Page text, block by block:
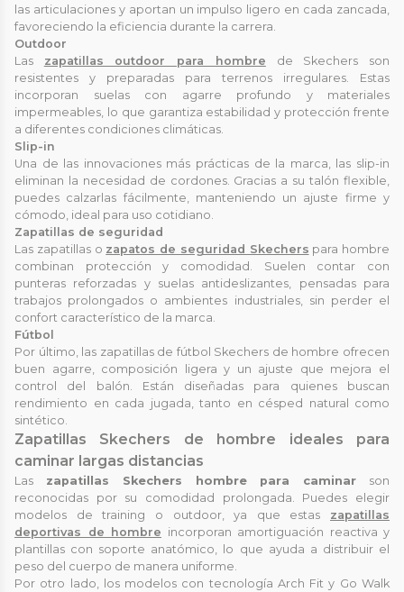
las articulaciones y aportan un impulso ligero en cada zancada,
favoreciendo la eficiencia durante la carrera.
Outdoor
Las zapatillas outdoor para hombre de Skechers son
resistentes y preparadas para terrenos irregulares. Estas
incorporan suelas con agarre profundo y materiales
impermeables, lo que garantiza estabilidad y protección frente
a diferentes condiciones climáticas.
Slip-in
Una de las innovaciones más prácticas de la marca, las slip-in
eliminan la necesidad de cordones. Gracias a su talón flexible,
puedes calzarlas fácilmente, manteniendo un ajuste firme y
cómodo, ideal para uso cotidiano.
Zapatillas de seguridad
Las zapatillas o zapatos de seguridad Skechers para hombre
combinan protección y comodidad. Suelen contar con
punteras reforzadas y suelas antideslizantes, pensadas para
trabajos prolongados o ambientes industriales, sin perder el
confort característico de la marca.
Fútbol
Por último, las zapatillas de fútbol Skechers de hombre ofrecen
buen agarre, composición ligera y un ajuste que mejora el
control del balón. Están diseñadas para quienes buscan
rendimiento en cada jugada, tanto en césped natural como
sintético.
Zapatillas Skechers de hombre ideales para
caminar largas distancias
Las zapatillas Skechers hombre para caminar son
reconocidas por su comodidad prolongada. Puedes elegir
modelos de training o outdoor, ya que estas zapatillas
deportivas de hombre incorporan amortiguación reactiva y
plantillas con soporte anatómico, lo que ayuda a distribuir el
peso del cuerpo de manera uniforme.
Por otro lado, los modelos con tecnología Arch Fit y Go Walk